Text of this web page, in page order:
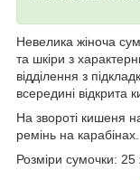
Невелика жіноча
та шкіри з
відділення з
всередині відкрита
На звороті кишеня
ремінь на карабінах.
Розміри сумочки: